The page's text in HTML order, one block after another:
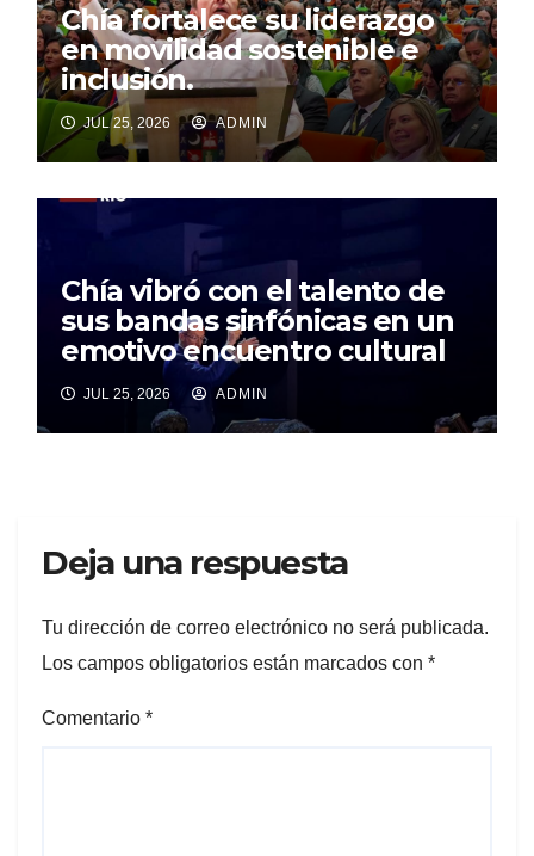
Chía fortalece su liderazgo
en movilidad sostenible e
inclusión.
JUL 25, 2026 ADMIN
Chía vibró con el talento de
sus bandas sinfónicas en un
emotivo encuentro cultural
JUL 25, 2026 ADMIN
Deja una respuesta
Tu dirección de correo electrónico no será publicada.
Los campos obligatorios están marcados con *
Comentario *